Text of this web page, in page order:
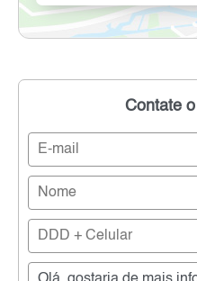
Contate